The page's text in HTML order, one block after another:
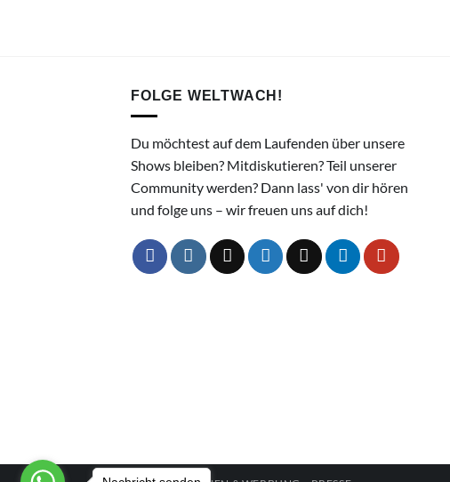
FOLGE WELTWACH!
Du möchtest auf dem Laufenden über unsere
Shows bleiben? Mitdiskutieren? Teil unserer
Community werden? Dann lass' von dir hören
und folge uns – wir freuen uns auf dich!